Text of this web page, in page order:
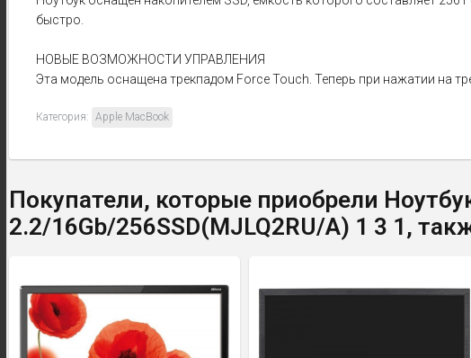
быстро.
НОВЫЕ ВОЗМОЖНОСТИ УПРАВЛЕНИЯ
Эта модель оснащена трекпадом Force Touch. Теперь при нажатии на
Категория: Apple MacBook
Покупатели, которые приобрели
2.2/16Gb/256SSD(MJLQ2RU/A) 1 3 1,